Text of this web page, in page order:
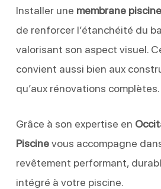
Installer une membrane
de renforcer l’étanchéité du
valorisant son aspect visuel.
convient aussi bien aux
qu’aux rénovations complètes.
Grâce à son expertise en
Piscinevous accompagne
revêtement performant,
intégré à votre piscine.